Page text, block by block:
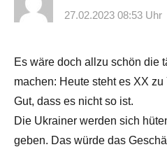
27.02.2023 08:53 Uhr
Es wäre doch allzu schön die
machen: Heute steht es XX zu
Gut, dass es nicht so ist.
Die Ukrainer werden sich
geben. Das würde das